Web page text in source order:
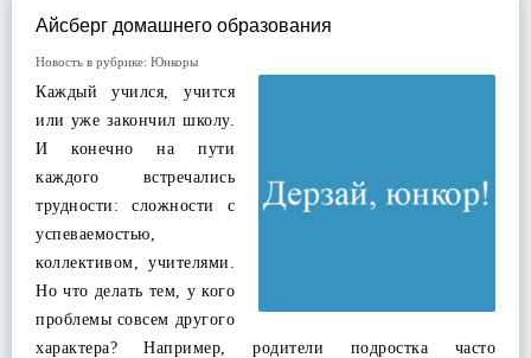
Айсберг домашнего образования
Новость в рубрике: Юнкоры
Каждый учился, учится
или уже закончил школу.
И конечно на пути
каждого встречались
трудности: сложности с
успеваемостью,
коллективом, учителями.
Но что делать тем, у кого
проблемы совсем другого
характера? Например, родители подростка часто